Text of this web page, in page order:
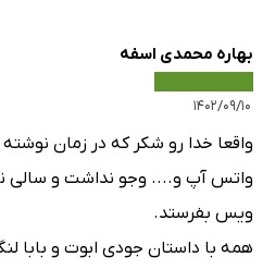
بهاره محمدی اسفه
۱۴۰۲/۰۹/۱۰
واقعا خدا رو شکر که در زمان
واتس آپ و.... وجو نداشت و سالی
ویس بفرستد.
همه با داستان جودی ابوت و بابا